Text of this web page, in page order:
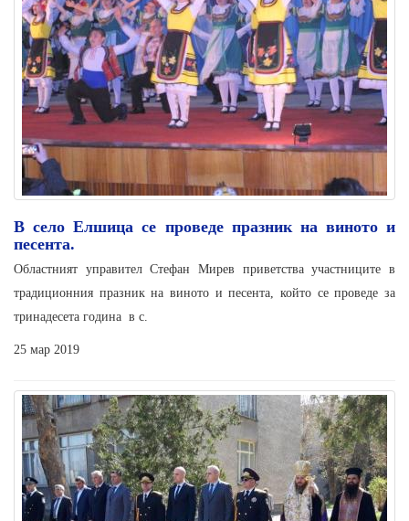
В село Елшица се проведе празник на виното и
песента.
Областният управител Стефан Мирев приветства участниците в
традиционния празник на виното и песента, който се проведе за
тринадесета година в с.
25 мар 2019